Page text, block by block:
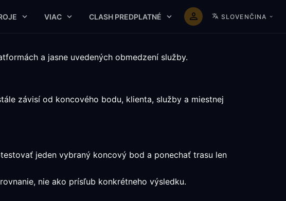
VIAC CLASH PREDPLATNÉ SLOVENČINA
a jasne uvedených obmedzení služby.
závisí od koncového bodu, klienta, služby a miestnej
jeden vybraný koncový bod a ponechať trasu len
nie ako prísľub konkrétneho výsledku.